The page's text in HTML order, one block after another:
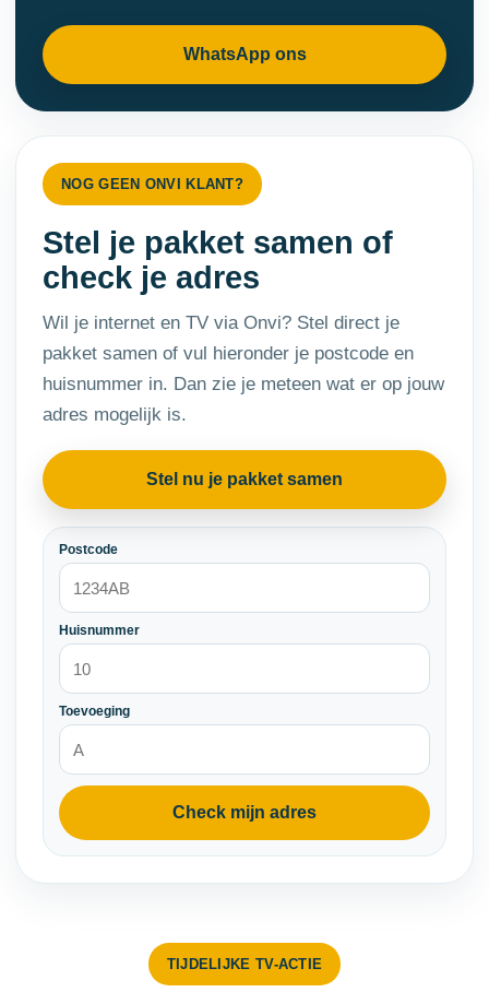
WhatsApp ons
NOG GEEN ONVI KLANT?
Stel je pakket samen of
check je adres
Wil je internet en TV via Onvi? Stel direct je
pakket samen of vul hieronder je postcode en
huisnummer in. Dan zie je meteen wat er op jouw
adres mogelijk is.
Stel nu je pakket samen
Postcode
Huisnummer
Toevoeging
Check mijn adres
TIJDELIJKE TV-ACTIE